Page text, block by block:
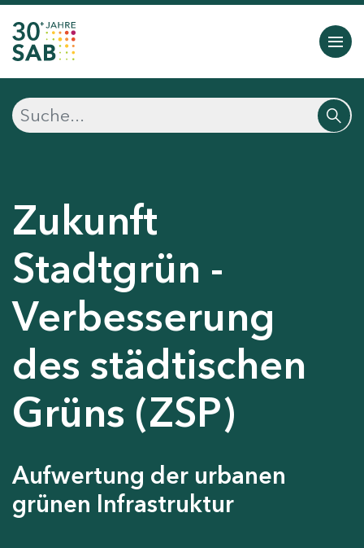
Zukunft
Stadtgrün -
Verbesserung
des städtischen
Grüns (ZSP)
Aufwertung der urbanen
grünen Infrastruktur